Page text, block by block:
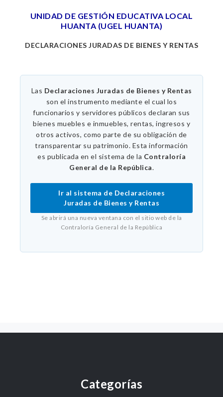
UNIDAD DE GESTIÓN EDUCATIVA LOCAL
HUANTA (UGEL HUANTA)
DECLARACIONES JURADAS DE BIENES Y RENTAS
Las Declaraciones Juradas de Bienes y Rentas
son el instrumento mediante el cual los
funcionarios y servidores públicos declaran sus
bienes muebles e inmuebles, rentas, ingresos y
otros activos, como parte de su obligación de
transparentar su patrimonio. Esta información
es publicada en el sistema de la Contraloría
General de la República.
Ir al sistema de Declaraciones
Juradas de Bienes y Rentas
Se abrirá una nueva ventana con el sitio web de la
Contraloría General de la República
Categorías